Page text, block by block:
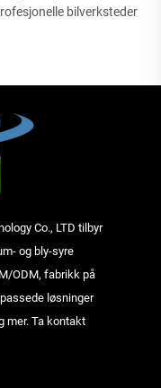
bilverksteder
Co., LTD tilbyr
og bly-syre
ODM, fabrikk på
løsninger
mer. Ta kontakt